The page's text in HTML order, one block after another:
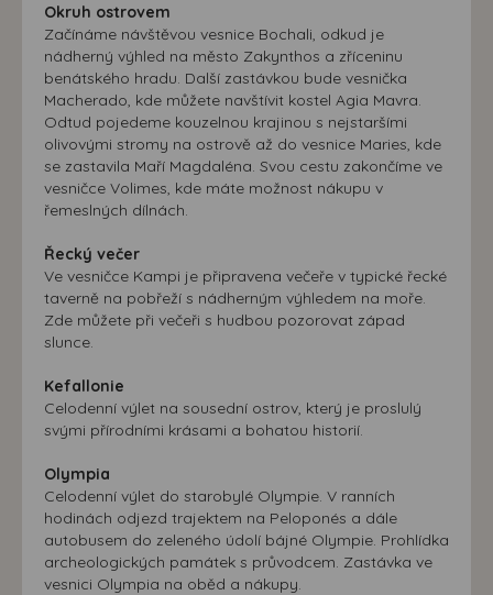
Okruh ostrovem
Začínáme návštěvou vesnice Bochali, odkud je
nádherný výhled na město Zakynthos a zříceninu
benátského hradu. Další zastávkou bude vesnička
Macherado, kde můžete navštívit kostel Agia Mavra.
Odtud pojedeme kouzelnou krajinou s nejstaršími
olivovými stromy na ostrově až do vesnice Maries, kde
se zastavila Maří Magdaléna. Svou cestu zakončíme ve
vesničce Volimes, kde máte možnost nákupu v
řemeslných dílnách.
Řecký večer
Ve vesničce Kampi je připravena večeře v typické řecké
taverně na pobřeží s nádherným výhledem na moře.
Zde můžete při večeři s hudbou pozorovat západ
slunce.
Kefallonie
Celodenní výlet na sousední ostrov, který je proslulý
svými přírodními krásami a bohatou historií.
Olympia
Celodenní výlet do starobylé Olympie. V ranních
hodinách odjezd trajektem na Peloponés a dále
autobusem do zeleného údolí bájné Olympie. Prohlídka
archeologických památek s průvodcem. Zastávka ve
vesnici Olympia na oběd a nákupy.